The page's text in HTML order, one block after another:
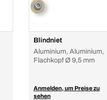
Blindniet
Aluminium, Aluminium,
Flachkopf Ø 9,5 mm
Anmelden, um Preise zu
sehen